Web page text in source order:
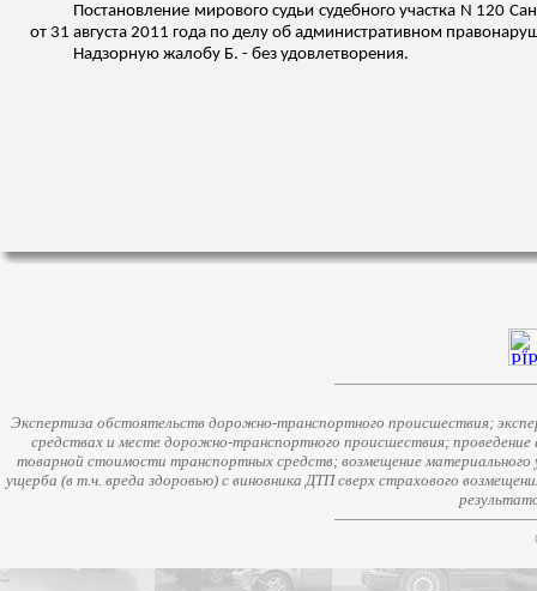
Постановление мирового судьи судебного участка N 120
от 31 августа 2011 года по делу об административном
Надзорную жалобу Б. - без удовлетворения.
Экспертиза обстоятельств дорожно-транспортного происшествия;
средствах и месте дорожно-транспортного происшествия;
товарной стоимости транспортных средств; возмещение
ущерба (в т.ч. вреда здоровью) с виновника ДТП сверх страхового